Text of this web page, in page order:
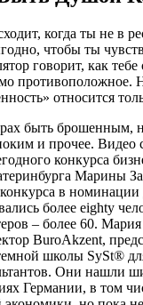
когда ты не в
чтобы ты
говорит, как тебе
противоположное.
относится
быть брошенным,
и прочее. Видео
конкурса
Марины
в
более eighty
– более 60.
BuroAkzent,
школы SySt®
Они нашли
Германии, в том